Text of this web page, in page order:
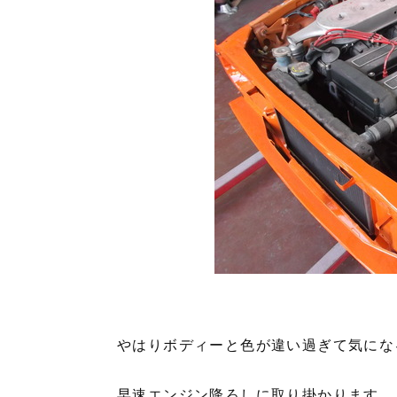
やはりボディーと色が違い過ぎて気に